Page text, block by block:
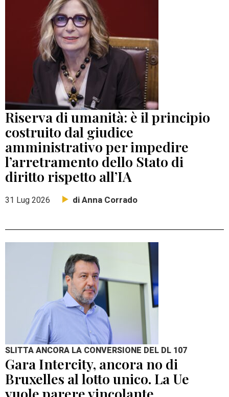
Riserva di umanità: è il principio
costruito dal giudice
amministrativo per impedire
l’arretramento dello Stato di
diritto rispetto all’IA
31 Lug 2026 di Anna Corrado
SLITTA ANCORA LA CONVERSIONE DEL DL 107
Gara Intercity, ancora no di
Bruxelles al lotto unico. La Ue
vuole parere vincolante